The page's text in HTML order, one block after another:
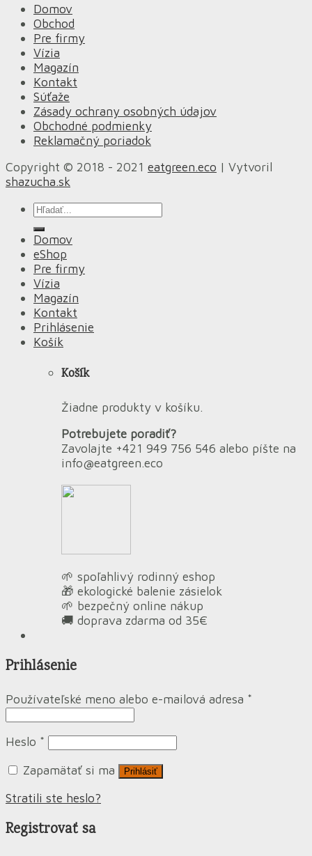
Domov
Obchod
Pre firmy
Vízia
Magazín
Kontakt
Súťaže
Zásady ochrany osobných údajov
Obchodné podmienky
Reklamačný poriadok
Copyright © 2018 - 2021 eatgreen.eco | Vytvoril
shazucha.sk
Hľadať:
Domov
eShop
Pre firmy
Vízia
Magazín
Kontakt
Prihlásenie
Košík
Košík
Žiadne produkty v košíku.
Potrebujete poradiť?
Zavolajte +421 949 756 546 alebo píšte na
info@eatgreen.eco
🌱 spoľahlivý rodinný eshop
🎁 ekologické balenie zásielok
🌱 bezpečný online nákup
🚚 doprava zdarma od 35€
Prihlásenie
Používateľské meno alebo e-mailová adresa *
Heslo *
Zapamätať si ma
Prihlásiť
Stratili ste heslo?
Registrovať sa